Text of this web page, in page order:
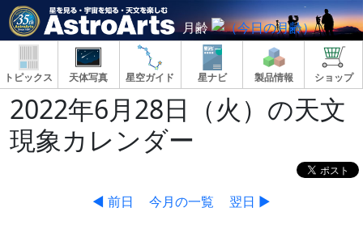
月齢
トピックス 天体写真 星空ガイド 星ナビ 製品情報 ショップ
2022年6月28日（火）の天文
現象カレンダー
◀ 前日 今月の一覧 翌日 ▶